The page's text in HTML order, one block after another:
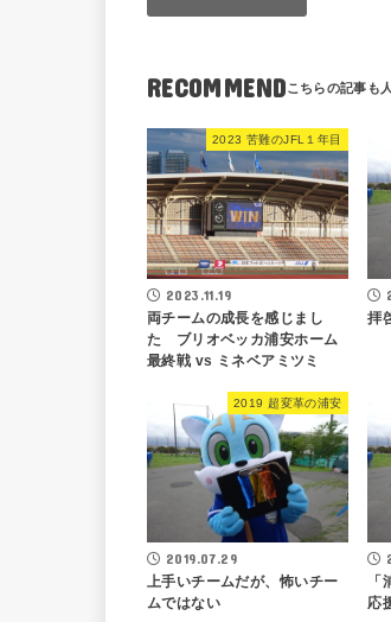
RECOMMEND
2023 苦難のJFL１年目
2023.11.19
両チームの成長を感じまし
た ブリオベッカ浦安ホーム
最終戦 vs ミネベアミツミ
拝
2019 超変革の浦安
2019.07.29
上手いチームだが、怖いチー
ムではない
応